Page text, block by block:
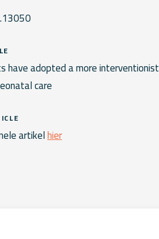
have adopted a more interventionist
care
artikelhier